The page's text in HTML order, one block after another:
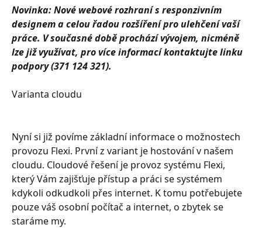
Novinka: Nové webové rozhraní s responzivním
designem a celou řadou rozšíření pro ulehčení vaší
práce. V současné době prochází vývojem, nicméně
lze již využívat, pro více informací kontaktujte linku
podpory (371 124 321).
Varianta cloudu
Nyní si již povíme základní informace o možnostech
provozu Flexi. První z variant je hostování v našem
cloudu. Cloudové řešení je provoz systému Flexi,
který Vám zajišťuje přístup a práci se systémem
kdykoli odkudkoli přes internet. K tomu potřebujete
pouze váš osobní počítač a internet, o zbytek se
staráme my.